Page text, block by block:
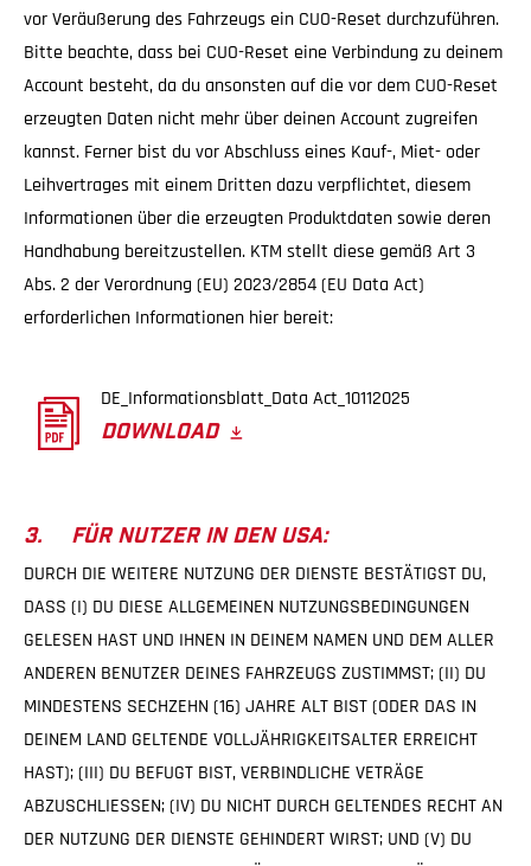
vor Veräußerung des Fahrzeugs ein CUO-Reset durchzuführen.
Bitte beachte, dass bei CUO-Reset eine Verbindung zu deinem
Account besteht, da du ansonsten auf die vor dem CUO-Reset
erzeugten Daten nicht mehr über deinen Account zugreifen
kannst. Ferner bist du vor Abschluss eines Kauf-, Miet- oder
Leihvertrages mit einem Dritten dazu verpflichtet, diesem
Informationen über die erzeugten Produktdaten sowie deren
Handhabung bereitzustellen. KTM stellt diese gemäß Art 3
Abs. 2 der Verordnung (EU) 2023/2854 (EU Data Act)
erforderlichen Informationen hier bereit:
DE_Informationsblatt_Data Act_10112025
DOWNLOAD
3. FÜR NUTZER IN DEN USA:
DURCH DIE WEITERE NUTZUNG DER DIENSTE BESTÄTIGST DU,
DASS (I) DU DIESE ALLGEMEINEN NUTZUNGSBEDINGUNGEN
GELESEN HAST UND IHNEN IN DEINEM NAMEN UND DEM ALLER
ANDEREN BENUTZER DEINES FAHRZEUGS ZUSTIMMST; (II) DU
MINDESTENS SECHZEHN (16) JAHRE ALT BIST (ODER DAS IN
DEINEM LAND GELTENDE VOLLJÄHRIGKEITSALTER ERREICHT
HAST); (III) DU BEFUGT BIST, VERBINDLICHE VETRÄGE
ABZUSCHLIESSEN; (IV) DU NICHT DURCH GELTENDES RECHT AN
DER NUTZUNG DER DIENSTE GEHINDERT WIRST; UND (V) DU